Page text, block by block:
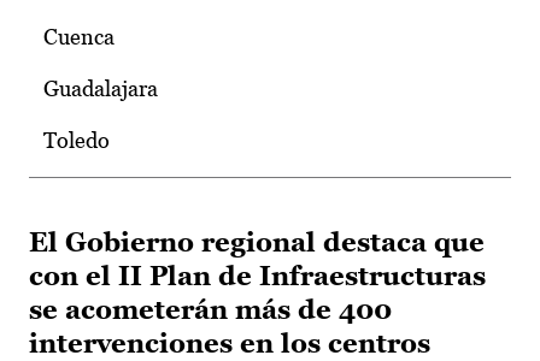
Cuenca
Guadalajara
Toledo
El Gobierno regional destaca que
con el II Plan de Infraestructuras
se acometerán más de 400
intervenciones en los centros